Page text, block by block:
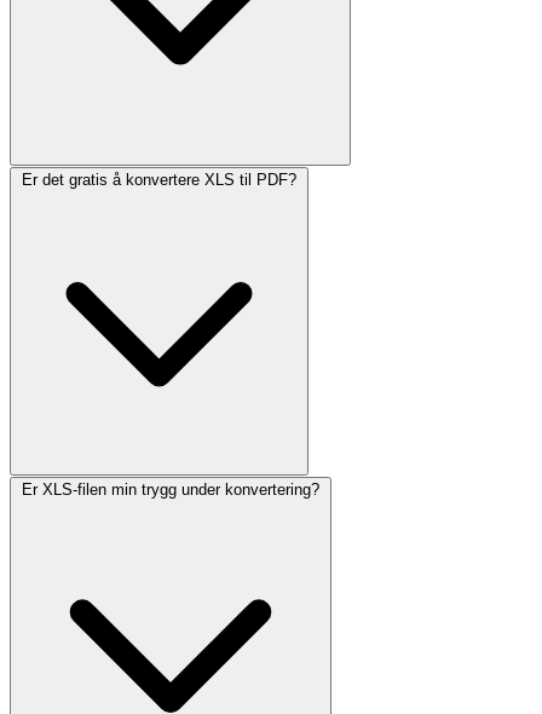
Er det gratis å konvertere XLS til PDF?
Er XLS-filen min trygg under konvertering?